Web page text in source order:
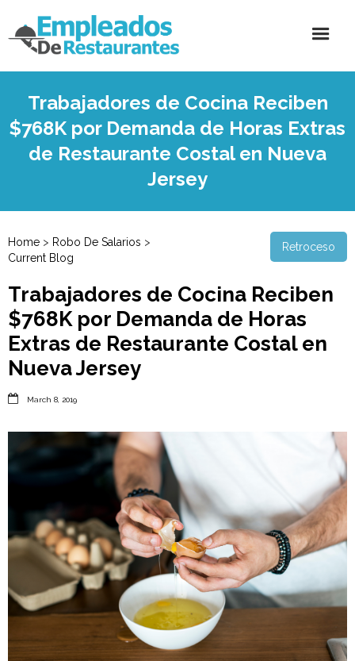
Trabajadores de Cocina Reciben
$768K por Demanda de Horas Extras
de Restaurante Costal en Nueva
Jersey
Home > Robo De Salarios >
Current Blog
Retroceso
Trabajadores de Cocina Reciben
$768K por Demanda de Horas
Extras de Restaurante Costal en
Nueva Jersey
 March 8, 2019